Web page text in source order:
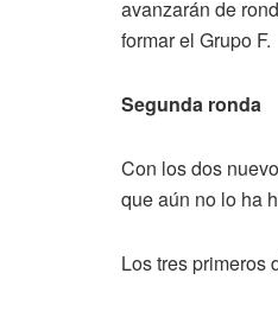
avanzarán de
formar el Grupo F.
Segunda ronda
Con los dos
que aún no lo ha
Los tres primeros